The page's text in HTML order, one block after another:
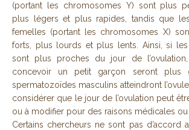
(portant les chromosomes Y) sont plus
plus légers et plus rapides, tandis que
femelles (portant les chromosomes X)
forts, plus lourds et plus lents. Ainsi, si
sont plus proches du jour de
concevoir un petit garçon seront plus
spermatozoïdes masculins atteindront
considérer que le jour de l’ovulation peut
ou à modifier pour des raisons médicales ou
Certains chercheurs ne sont pas d’accord